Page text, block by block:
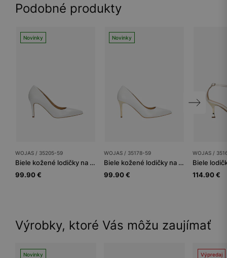
Podobné produkty
Novinky
WOJAS / 35205-59
Biele kožené lodičky na podpätku na ihle
99.90 €
Novinky
WOJAS / 35178-59
Biele kožené lodičky na zlatom podpätku na ihle
99.90 €
WOJAS /
114.90 €
Výrobky, ktoré Vás môžu zaujímať
Novinky Výpredaj